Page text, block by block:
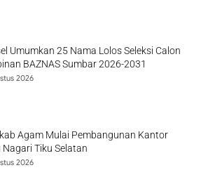
Umumkan 25 Nama Lolos Seleksi Calon
BAZNAS Sumbar 2026-2031
2026
Agam Mulai Pembangunan Kantor
Nagari Tiku Selatan
2026